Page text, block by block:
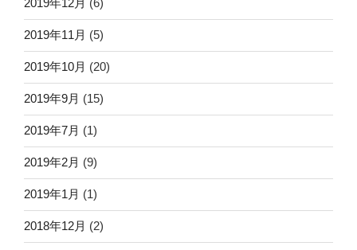
2019年12月 (6)
2019年11月 (5)
2019年10月 (20)
2019年9月 (15)
2019年7月 (1)
2019年2月 (9)
2019年1月 (1)
2018年12月 (2)